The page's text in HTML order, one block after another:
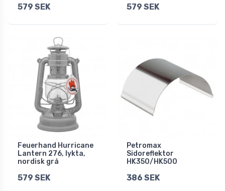
579 SEK 579 SEK
Feuerhand Hurricane
Lantern 276, lykta,
nordisk grå
579 SEK
Petromax
Sidoreflektor
HK350/HK500
386 SEK